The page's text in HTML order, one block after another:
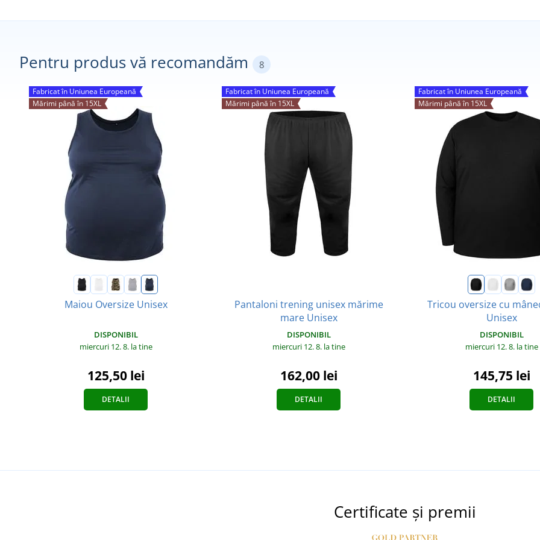
Pentru produs vă recomandăm 8
Fabricat în Uniunea Europeană
Mărimi până în 15XL
Maiou Oversize Unisex
DISPONIBIL
miercuri 12. 8. la tine
125,50 lei
DETALII
Fabricat în Uniunea Europeană
Mărimi până în 15XL
Pantaloni trening unisex mărime
mare Unisex
DISPONIBIL
miercuri 12. 8. la tine
162,00 lei
DETALII
Fabricat în Uniunea Europeană
Mărimi până în 15XL
Tricou oversize cu
Unisex
DISPONIBIL
miercuri 12. 8. la tine
145,75 lei
DETALII
Certificate și premii